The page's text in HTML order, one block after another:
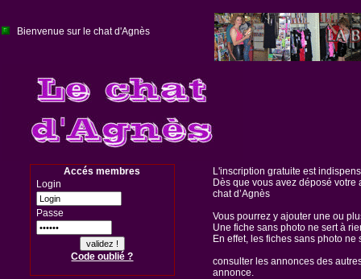
Bienvenue sur le chat d'Agnès
Accés membres
Login
Passe
Code oublié ?
L'inscription gratuite est
Dès que vous avez déposé
chat d’Agnès
Vous pourrez y ajouter une ou
Une fiche sans photo ne sert à
En effet, les fiches sans photo
consulter les annonces des
annonce.